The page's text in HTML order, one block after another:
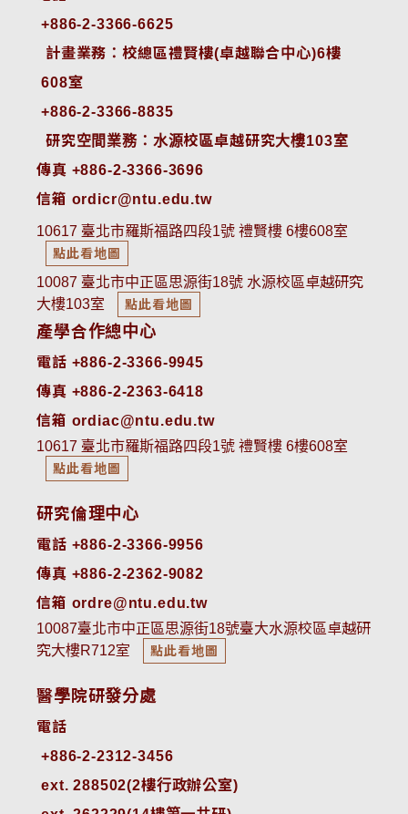
+886-2-3366-6625
計畫業務：校總區禮賢樓(卓越聯合中心)6樓
608室
+886-2-3366-8835
研究空間業務：水源校區卓越研究大樓103室
傳真 +886-2-3366-3696
信箱 ordicr@ntu.edu.tw
10617 臺北市羅斯福路四段1號 禮賢樓 6樓608室
點此看地圖
10087 臺北市中正區思源街18號 水源校區卓越研究
大樓103室
點此看地圖
產學合作總中心
電話 +886-2-3366-9945
傳真 +886-2-2363-6418
信箱 ordiac@ntu.edu.tw
10617 臺北市羅斯福路四段1號 禮賢樓 6樓608室
點此看地圖
研究倫理中心
電話 +886-2-3366-9956
傳真 +886-2-2362-9082
信箱 ordre@ntu.edu.tw
10087臺北市中正區思源街18號臺大水源校區卓越研
究大樓R712室
點此看地圖
醫學院研發分處
電話
ext. 288502(2樓行政辦公室)